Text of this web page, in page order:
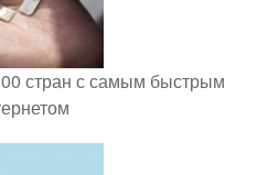
стран с самым быстрым